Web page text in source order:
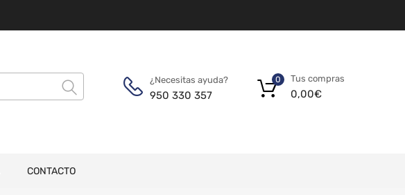
¿Necesitas ayuda?
950 330 357
Tus compras
0,00€
0
CONTACTO